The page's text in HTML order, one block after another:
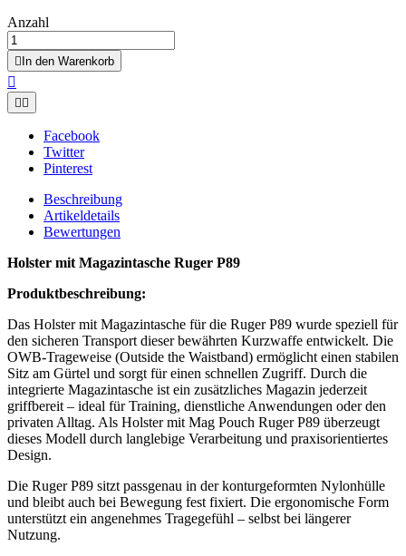
Anzahl
In den Warenkorb


Facebook
Twitter
Pinterest
Beschreibung
Artikeldetails
Bewertungen
Holster mit Magazintasche Ruger P89
Produktbeschreibung:
Das Holster mit Magazintasche für die Ruger P89 wurde speziell für
den sicheren Transport dieser bewährten Kurzwaffe entwickelt. Die
OWB-Trageweise (Outside the Waistband) ermöglicht einen stabilen
Sitz am Gürtel und sorgt für einen schnellen Zugriff. Durch die
integrierte Magazintasche ist ein zusätzliches Magazin jederzeit
griffbereit – ideal für Training, dienstliche Anwendungen oder den
privaten Alltag. Als Holster mit Mag Pouch Ruger P89 überzeugt
dieses Modell durch langlebige Verarbeitung und praxisorientiertes
Design.
Die Ruger P89 sitzt passgenau in der konturgeformten Nylonhülle
und bleibt auch bei Bewegung fest fixiert. Die ergonomische Form
unterstützt ein angenehmes Tragegefühl – selbst bei längerer
Nutzung.